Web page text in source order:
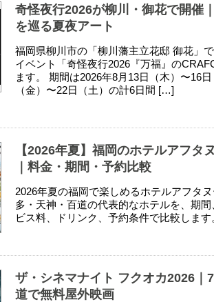
奇怪夜行2026が柳川・御花で開催
を巡る夏夜アート
福岡県柳川市の「柳川藩主立花邸 御花」
イベント「奇怪夜行2026『万福』の
ます。 期間は2026年8月13日（木）〜16
（金）〜22日（土）の計6日間 […]
【2026年夏】福岡のホテルアフタ
｜料金・期間・予約比較
2026年夏の福岡で楽しめるホテルアフタ
多・天神・百道の代表的なホテルを、期
ビス料、ドリンク、予約条件で比較します
ザ・シネマナイト フクオカ2026｜
道で無料屋外映画